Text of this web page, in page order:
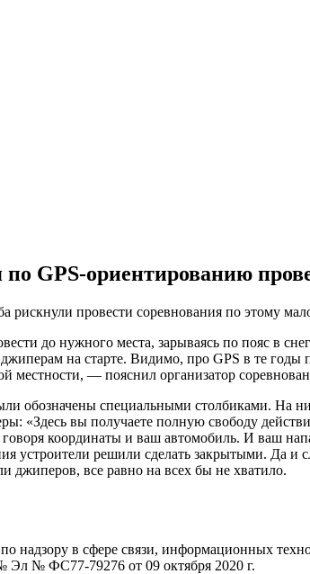
по GPS-ориентированию
рискнули провести соревнования по этому
до нужного места, зарываясь по пояс в
на старте. Видимо, про GPS в те
местности, — пояснил организатор
обозначены специальными столбиками. На
«Здесь вы получаете полную свободу
координаты и ваш автомобиль. И ваш
устроители решили сделать закрытыми. Да и
джиперов, все равно на всех бы не хватило.
надзору в сфере связи, информационных
Эл № ФС77-79276 от 09 октября 2020 г.